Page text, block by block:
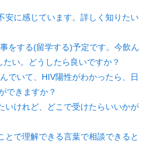
安に感じています。詳しく知りたい
をする(留学する)予定です。今飲ん
い。どうしたら良いですか？
でいて、HIV陽性がわかったら、日
できますか？
いけれど、どこで受けたらいいかが
とで理解できる言葉で相談できると